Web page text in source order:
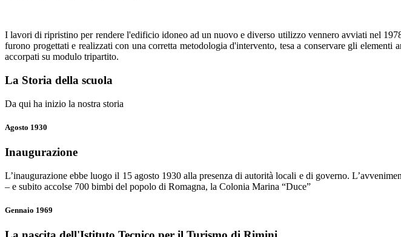
I lavori di ripristino per rendere l'edificio idoneo ad un nuovo e diverso utilizzo vennero avviati nel
furono progettati e realizzati con una corretta metodologia d'intervento, tesa a conservare gli
accorpati su modulo tripartito.
La Storia della scuola
Da qui ha inizio la nostra storia
Agosto 1930
Inaugurazione
L’inaugurazione ebbe luogo il 15 agosto 1930 alla presenza di autorità locali e di governo.
– e subito accolse 700 bimbi del popolo di Romagna, la Colonia Marina “Duce”
Gennaio 1969